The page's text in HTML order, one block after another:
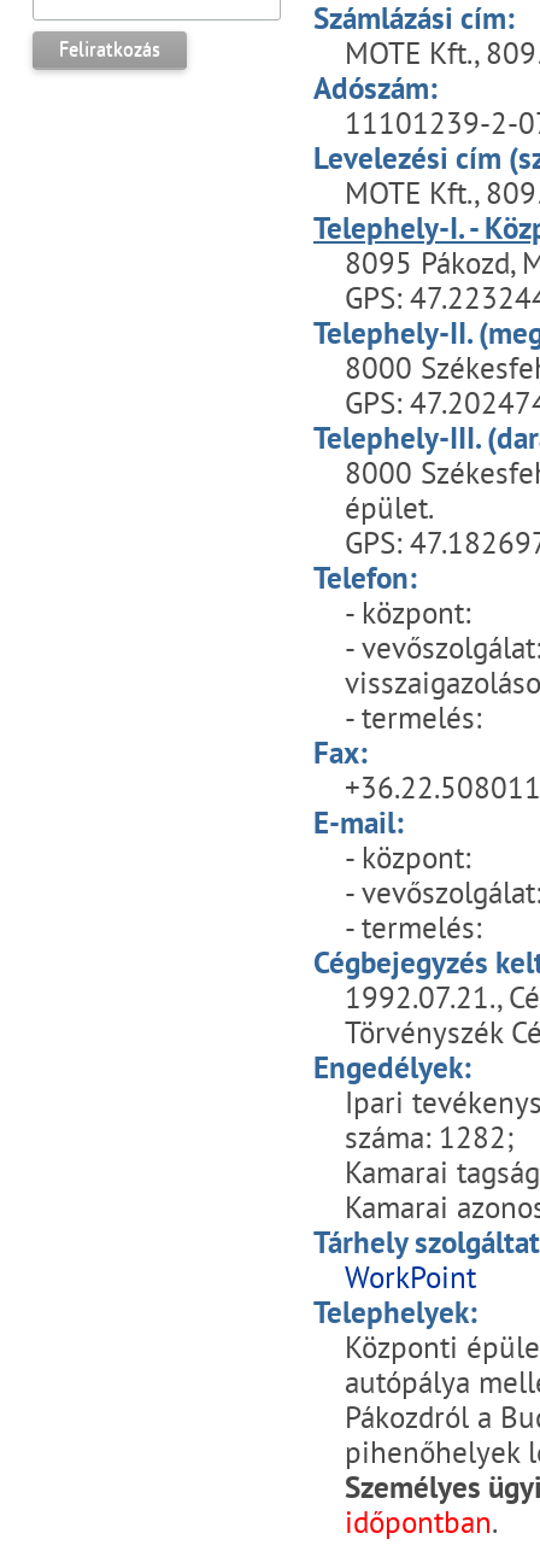
Számlázási cím:
MOTE Kft.,
Adószám:
11101239-2-
Levelezési cím
MOTE Kft.,
Telephely-I. -
8095 Pákozd,
GPS:
Telephely-II.
8000
GPS:
Telephely-III.
8000
épület.
GPS:
Telefon:
- központ:
-
- termelés:
Fax:
+36.22.508011
E-mail:
-
-
-
Cégbejegyzés
1992.07.21.,
Törvényszék
Engedélyek:
Ipari
száma: 1282;
Kamarai
Kamarai
Tárhely
WorkPoint
Telephelyek:
Központi
autópálya
Pákozdról a
pihenőhelyek
Személyes
időpontban.